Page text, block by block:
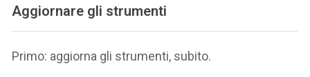
Aggiornare gli strumenti
Primo: aggiorna gli strumenti, subito.